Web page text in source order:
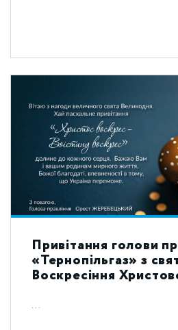
Привітання голови
«Тернопільгаз» з
Воскресіння
...